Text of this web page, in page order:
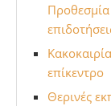
Προθεσμία
επίκεντρο
Θερινές